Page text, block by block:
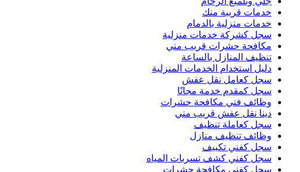
خدمات قريبة منك
خدمات منزلية بالدمام
سجل كشركة خدمات منزلية
مكافحة حشرات قريب مني
تنظيف المنازل بالساعة
دليل استخدام الخدمات المنزلية
سجل كعامل نقل عفش
سجل كمقدم خدمة مجانًا
وظائف فني مكافحة حشرات
دينا نقل عفش قريب مني
سجل كعاملة تنظيف
وظائف تنظيف منازل
سجل كفني تكييف
سجل كفني كشف تسربات المياه
سجل كفني مكافحة حشرات